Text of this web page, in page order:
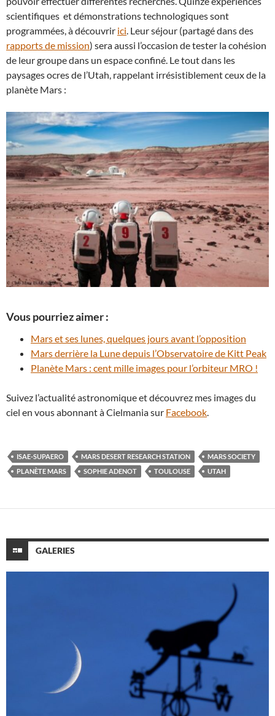
scientifiques et démonstrations technologiques sont
programmées, à découvrir ici . Leur séjour (partagé dans des
rapports de mission) sera aussi l’occasion de tester la cohésion
de leur groupe dans un espace confiné. Le tout dans les
paysages ocres de l’Utah, rappelant irrésistiblement ceux de la
planète Mars :
Vous pourriez aimer :
Mars et ses lunes, quelques jours avant l’opposition
Mars derrière la Lune depuis l’Observatoire de Kitt Peak
Planète Mars : cent mille images pour l’orbiteur MRO !
Suivez l’actualité astronomique et découvrez mes images du
ciel en vous abonnant à Cielmania sur Facebook.
ISAE-SUPAERO MARS DESERT RESEARCH STATION
MARS SOCIETY
PLANÈTE MARS
SOPHIE ADENOT TOULOUSE UTAH
GALERIES